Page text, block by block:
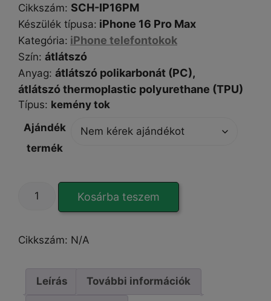
Cikkszám: SCH-IP16PM
Készülék típusa: iPhone 16 Pro Max
Kategória: iPhone telefontokok
Szín: átlátszó
Anyag: átlátszó polikarbonát (PC),
átlátszó thermoplastic polyurethane (TPU)
Típus: kemény tok
Ajándék
termék
Clear
iPhone
Max
tok
Kosárba teszem
Cikkszám: N/A
Leírás További információk